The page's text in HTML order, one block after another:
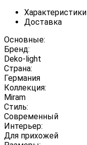
Характеристики
Доставка
Основные:
Бренд:
Deko-light
Страна:
Германия
Коллекция:
Miram
Стиль:
Современный
Интерьер:
Для прихожей